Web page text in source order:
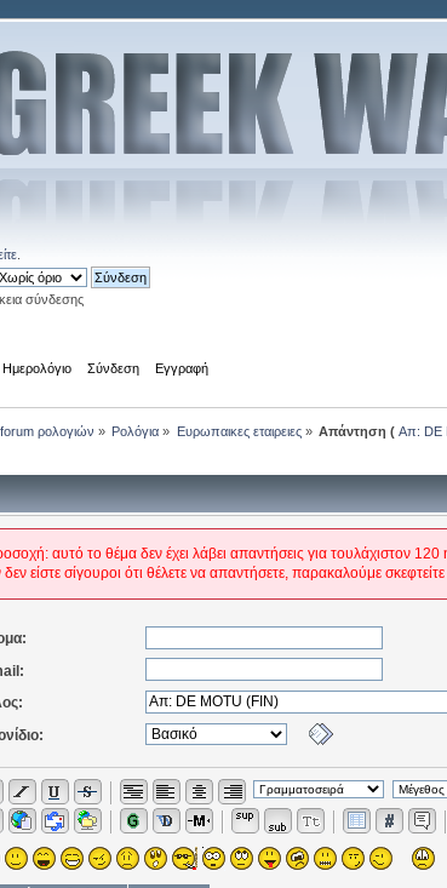
.
σύνδεσης
Ημερολόγιο Σύνδεση Εγγραφή
ρολογιών » Ρολόγια » Ευρωπαικες εταιρειες» Απάντηση (Απ: DE
αυτό το θέμα δεν έχει λάβει απαντήσεις για τουλάχιστον 120
δεν είστε σίγουροι ότι θέλετε να απαντήσετε, παρακαλούμε